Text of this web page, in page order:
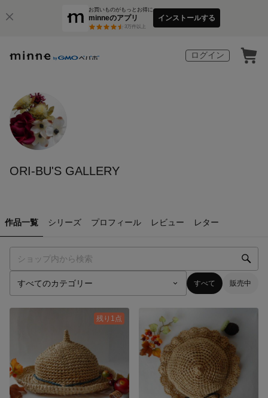
お買いものがもっとお得に
minneのアプリ
3万件以上
インストールする
ログイン
ORI-BU'S GALLERY
作品一覧 シリーズ プロフィール レビュー レター
すべて 販売中
残り1点